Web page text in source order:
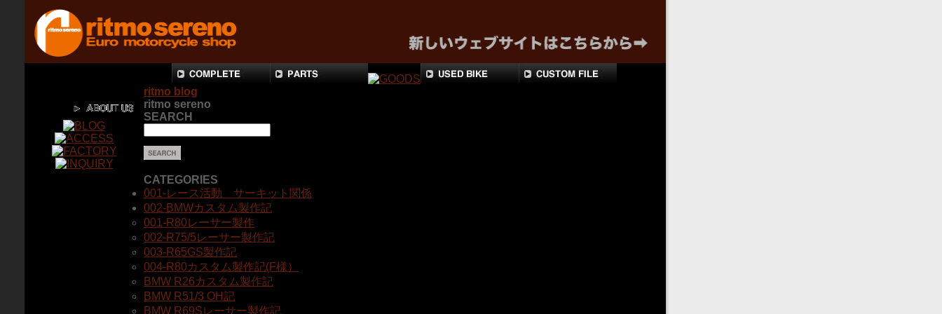
ritmo blog
ritmo sereno
SEARCH
CATEGORIES
001-レース活動 サーキット関係
002-BMWカスタム製作記
001-R80レーサー製作
002-R75/5レーサー製作記
003-R65GS製作記
004-R80カスタム製作記(F様）
BMW R26カスタム製作記
BMW R51/3 OH記
BMW R69Sレーサー製作記